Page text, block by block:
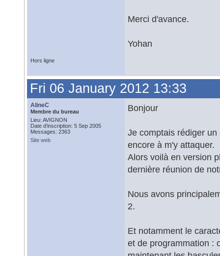
Merci d'avance.
Yohan
Hors ligne
Fri 06 January 2012 13:33
AlineC
Membre du bureau
Lieu: AVIGNON
Date d'inscription: 5 Sep 2005
Messages: 2363
Site web
Bonjour
Je comptais rédiger
encore à m'y attaquer.
Alors voilà en version
dernière réunion de
Nous avons
2.
Et notamment le
et de programmation :